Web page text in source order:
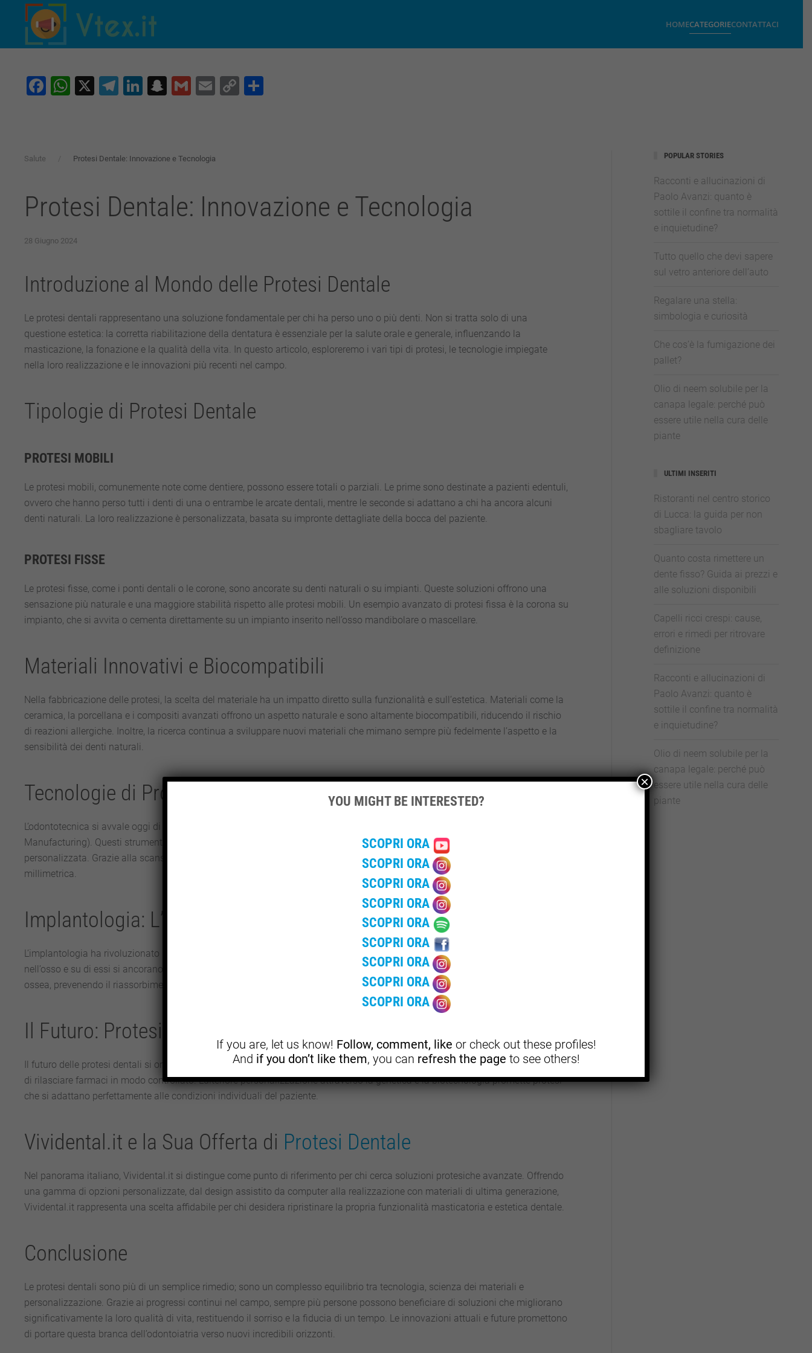
Skip to main content
HOMECATEGORIECONTATTACI
Facebook
WhatsApp
X Telegram
LinkedIn
Snapchat
GmailEmail
Copy
Salute Protesi Dentale: Innovazione e Tecnologia
Protesi Dentale: Innovazione e Tecnologia
28 Giugno 2024
Introduzione al Mondo delle Protesi Dentale
Le protesi dentali rappresentano una soluzione fondamentale per chi ha perso uno o più denti. Non si tratta solo di una
questione estetica: la corretta riabilitazione della dentatura è essenziale per la salute orale e generale, influenzando la
masticazione, la fonazione e la qualità della vita. In questo articolo, esploreremo i vari tipi di protesi, le tecnologie impiegate
nella loro realizzazione e le innovazioni più recenti nel campo.
Tipologie di Protesi Dentale
PROTESI MOBILI
Le protesi mobili, comunemente note come dentiere, possono essere totali o parziali. Le prime sono destinate a pazienti edentuli,
ovvero che hanno perso tutti i denti di una o entrambe le arcate dentali, mentre le seconde si adattano a chi ha ancora alcuni
denti naturali. La loro realizzazione è personalizzata, basata su impronte dettagliate della bocca del paziente.
PROTESI FISSE
Le protesi fisse, come i ponti dentali o le corone, sono ancorate su denti naturali o su impianti. Queste soluzioni offrono una
sensazione più naturale e una maggiore stabilità rispetto alle protesi mobili. Un esempio avanzato di protesi fissa è la corona su
impianto, che si avvita o cementa direttamente su un impianto inserito nell’osso mandibolare o mascellare.
Materiali Innovativi e Biocompatibili
Nella fabbricazione delle protesi, la scelta del materiale ha un impatto diretto sulla funzionalità e sull’estetica. Materiali come la
ceramica, la porcellana e i compositi avanzati offrono un aspetto naturale e sono altamente biocompatibili, riducendo il rischio
di reazioni allergiche. Inoltre, la ricerca continua a sviluppare nuovi materiali che mimano sempre più fedelmente l’aspetto e la
sensibilità dei denti naturali.
Tecnologie di Progettazione Assistita
L’odontotecnica si avvale oggi di tecnologie avanzate come la CAD (Computer-Aided Design) e la CAM (Computer-Aided
Manufacturing). Questi strumenti permettono una progettazione precisa delle protesi e una produzione rapida e altamente
personalizzata. Grazie alla scansione 3D, è possibile ottenere modelli digitali della bocca del paziente con una precisione
millimetrica.
Implantologia: L’Orizzonte delle Protesi
L’implantologia ha rivoluzionato il campo delle protesi dentali. Gli impianti, che fungono da radici artificiali, vengono inseriti
nell’osso e su di essi si ancorano le protesi fisse. Questa soluzione non solo migliora l’estetica ma preserva anche la salute
ossea, prevenendo il riassorbimento osseo che avviene con la perdita dei denti.
Il Futuro: Protesi Intelligenti e Personalizzazione Massima
Il futuro delle protesi dentali si orienta verso l’integrazione di sensori capaci di monitorare la salute orale in tempo reale e persino
di rilasciare farmaci in modo controllato. L’ulteriore personalizzazione attraverso la genetica e la biotecnologia promette protesi
che si adattano perfettamente alle condizioni individuali del paziente.
Vividental.it e la Sua Offerta di Protesi Dentale
Nel panorama italiano, Vividental.it si distingue come punto di riferimento per chi cerca soluzioni protesiche avanzate. Offrendo
una gamma di opzioni personalizzate, dal design assistito da computer alla realizzazione con materiali di ultima generazione,
Vividental.it rappresenta una scelta affidabile per chi desidera ripristinare la propria funzionalità masticatoria e estetica dentale.
Conclusione
Le protesi dentali sono più di un semplice rimedio; sono un complesso equilibrio tra tecnologia, scienza dei materiali e
personalizzazione. Grazie ai progressi continui nel campo, sempre più persone possono beneficiare di soluzioni che migliorano
significativamente la loro qualità di vita, restituendo il sorriso e la fiducia di un tempo. Le innovazioni attuali e future promettono
di portare questa branca dell’odontoiatria verso nuovi incredibili orizzonti.
POPULAR STORIES
Racconti e allucinazioni di
Paolo Avanzi: quanto è
sottile il confine tra normalità
e inquietudine?
Tutto quello che devi sapere
sul vetro anteriore dell’auto
Regalare una stella:
simbologia e curiosità
Che cos’è la fumigazione dei
pallet?
Olio di neem solubile per la
canapa legale: perché può
essere utile nella cura delle
piante
ULTIMI INSERITI
Ristoranti nel centro storico
di Lucca: la guida per non
sbagliare tavolo
Quanto costa rimettere un
dente fisso? Guida ai prezzi e
alle soluzioni disponibili
Capelli ricci crespi: cause,
errori e rimedi per ritrovare
definizione
Racconti e allucinazioni di
Paolo Avanzi: quanto è
sottile il confine tra normalità
e inquietudine?
Olio di neem solubile per la
canapa legale: perché può
essere utile nella cura delle
piante
YOU MIGHT BE INTERESTED?
SCOPRI ORA
SCOPRI ORA
SCOPRI ORA
SCOPRI ORA
SCOPRI ORA
SCOPRI ORA
SCOPRI ORA
SCOPRI ORA
SCOPRI ORA
If you are, let us know! Follow, comment, like or check out these profiles!
And if you don’t like them, you can refresh the page to see others!
×